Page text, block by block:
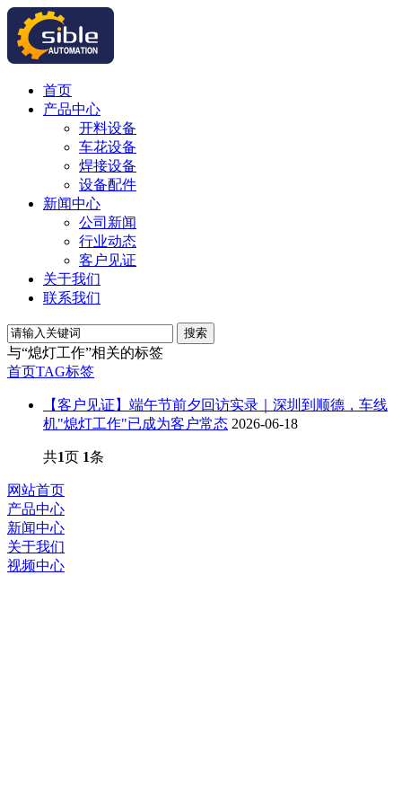
首页
产品中心
开料设备
车花设备
焊接设备
设备配件
新闻中心
公司新闻
行业动态
客户见证
关于我们
联系我们
搜索
与“熄灯工作”相关的标签
首页TAG标签
【客户见证】端午节前夕回访实录｜深圳到顺德，车线
机"熄灯工作"已成为客户常态 2026-06-18
共1页 1条
网站首页
产品中心
新闻中心
关于我们
视频中心